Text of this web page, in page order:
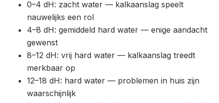
0–4 dH: zacht water — kalkaanslag speelt
nauwelijks een rol
4–8 dH: gemiddeld hard water — enige aandacht
gewenst
8–12 dH: vrij hard water — kalkaanslag treedt
merkbaar op
12–18 dH: hard water — problemen in huis zijn
waarschijnlijk